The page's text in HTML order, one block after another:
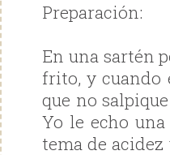
Preparación:
En una sartén
frito, y cuando
que no
Yo le echo
tema de